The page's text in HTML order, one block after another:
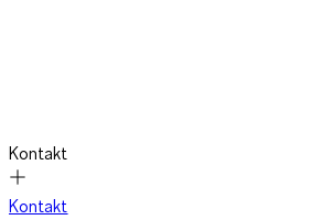
Kontakt
Kontakt